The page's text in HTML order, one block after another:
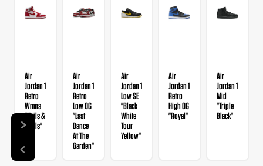
Air
Jordan 1
Retro
Wmns
"Nails &
Grails"
Air
Jordan 1
Retro
Low OG
"Last
Dance
At The
Garden"
Air
Jordan 1
Low SE
"Black
White
Tour
Yellow"
Air
Jordan 1
Retro
High OG
"Royal"
Air
Jordan 1
Mid
"Triple
Black"